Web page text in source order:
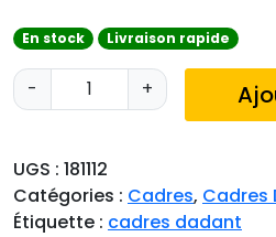
En stock Livraison rapide
-
q
u
n
t
i
+
UGS : 181112
Catégories : Cadres, Cadres
Étiquette : cadres dadant